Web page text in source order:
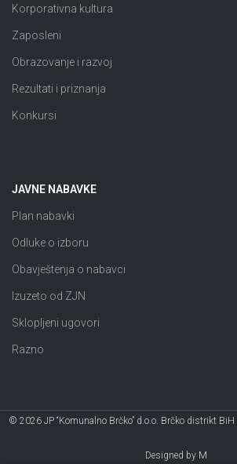
Korporativna kultura
Zaposleni
Obrazovanje i razvoj
Rezultati i priznanja
Konkursi
JAVNE NABAVKE
Plan nabavki
Odluke o izboru
Obavještenja o nabavci
Izuzeto od ZJN
Sklopljeni ugovori
Razno
© 2026 JP “Komunalno Brčko” d.o.o. Brčko distrikt BiH |
Designed by M